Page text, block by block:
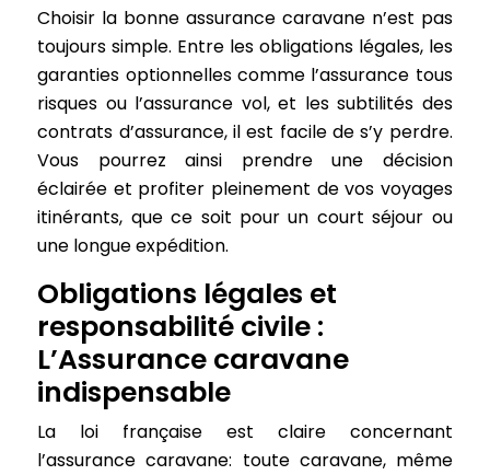
Choisir la bonne assurance caravane n’est pas
toujours simple. Entre les obligations légales, les
garanties optionnelles comme l’assurance tous
risques ou l’assurance vol, et les subtilités des
contrats d’assurance, il est facile de s’y perdre.
Vous pourrez ainsi prendre une décision
éclairée et profiter pleinement de vos voyages
itinérants, que ce soit pour un court séjour ou
une longue expédition.
Obligations légales et
responsabilité civile :
L’Assurance caravane
indispensable
La loi française est claire concernant
l’assurance caravane: toute caravane, même